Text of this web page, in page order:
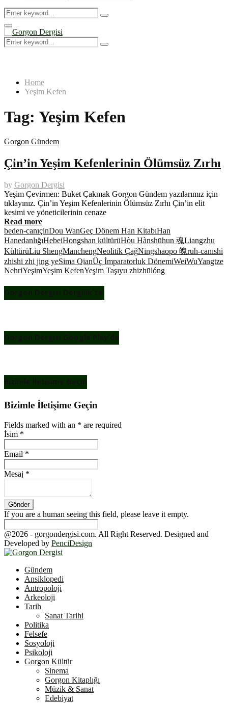
Search
for:
Search
Primary
Menu
Search
for:
Search
Home
Yeşim Kefen
Tag: Yeşim Kefen
Gorgon Gündem
Çin’in Yeşim Kefenlerinin Ölümsüz Zırhı
by Gorgon Dergisi
Yeşim Çevirmen: Buket Çakmak Gorgon Gündem yazılarımız için
tıklayınız. Çin’in Yeşim Kefenlerinin Ölümsüz Zırhı Çin’in elit
kesimi ve yöneticilerinin cenaze
Read more
beden-canıçinDou WanGeç Dönem Han KitabıHan
HanedanlığıHebeiHongshan kültürüHòu Hànshūhun 魂Liangzhu
KültürüLiu ShengManchengNeolitik ÇağNingshaopo 魄ruh-canıshi
zhishi zhi jing yeSima QianÜç İmparatorluk DönemiWeiWuYangtze
NehriYeşimYeşim KefenYeşim Taşıyu zhizhūlóng
Gorgon Dergisi Dergilik’te!
Gorgon Dergisi Google Play’de
Bizimle İletişime Geçin
Bizimle İletişime Geçin
Fields marked with an * are required
İsim *
Email *
Mesaj *
If you are a human seeing this field, please leave it empty.
@2026 - gorgondergisi.com. All Right Reserved. Designed and
Developed by PenciDesign
Gündem
Ansiklopedi
Antropoloji
Arkeoloji
Tarih
Sanat Tarihi
Politika
Felsefe
Sosyoloji
Psikoloji
Gorgon Kültür
Sinema
Gorgon Kitaplığı
Müzik & Sanat
Edebiyat